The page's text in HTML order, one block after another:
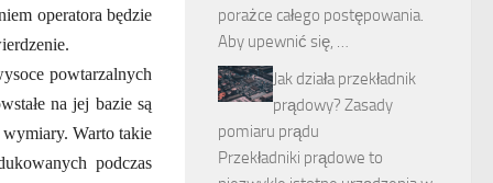
operatora będzie
powtarzalnych
na jej bazie są
wymiary. Warto takie
podczas
porażce całego postępowania.
Aby upewnić się, …
Jak działa przekładnik
prądowy? Zasady
pomiaru prądu
Przekładniki prądowe to